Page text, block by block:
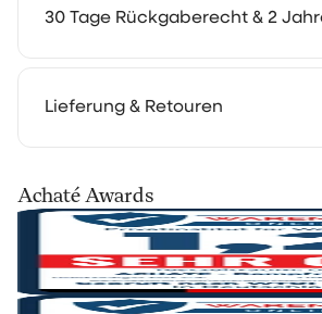
Spare jede Woche 2 bis 4 Stunden mit
30 Tage Rückgaberecht & 2
Wir verstehen es: Du möchtest erst zu
überzeuge dich selbst.
Nicht zufrieden? Kein Problem. Du
zurücksenden und erhältst dein Geld
Lieferung & Retouren
Deine Bestellung wird mit PostNL, DHL
versendet. Nach der Bearbeitung
Track-&-Trace-E-Mail, damit du dein
kannst.
Achaté Awards